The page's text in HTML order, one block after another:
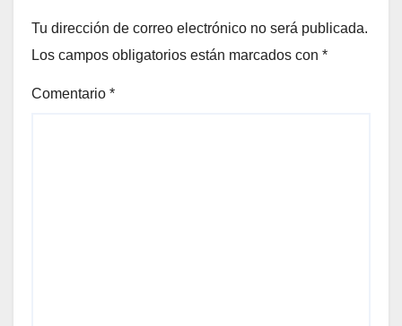
Tu dirección de correo electrónico no será publicada.
Los campos obligatorios están marcados con *
Comentario *